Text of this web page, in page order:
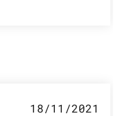
18/11/2021